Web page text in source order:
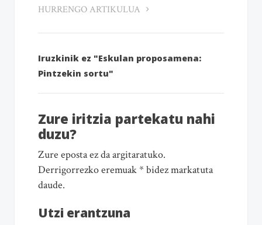
HURRENGO ARTIKULUA
Iruzkinik ez "Eskulan proposamena:
Pintzekin sortu"
Zure iritzia partekatu nahi
duzu?
Zure eposta ez da argitaratuko.
Derrigorrezko eremuak * bidez markatuta
daude.
Utzi erantzuna